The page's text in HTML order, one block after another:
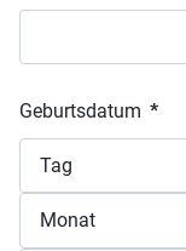
Geburtsdatum *